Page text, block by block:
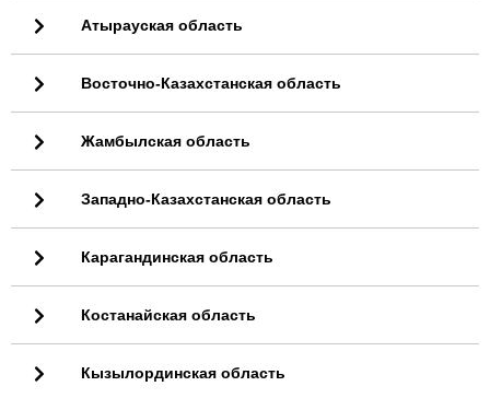
Атырауская область
Восточно-Казахстанская область
Жамбылская область
Западно-Казахстанская область
Карагандинская область
Костанайская область
Кызылординская область